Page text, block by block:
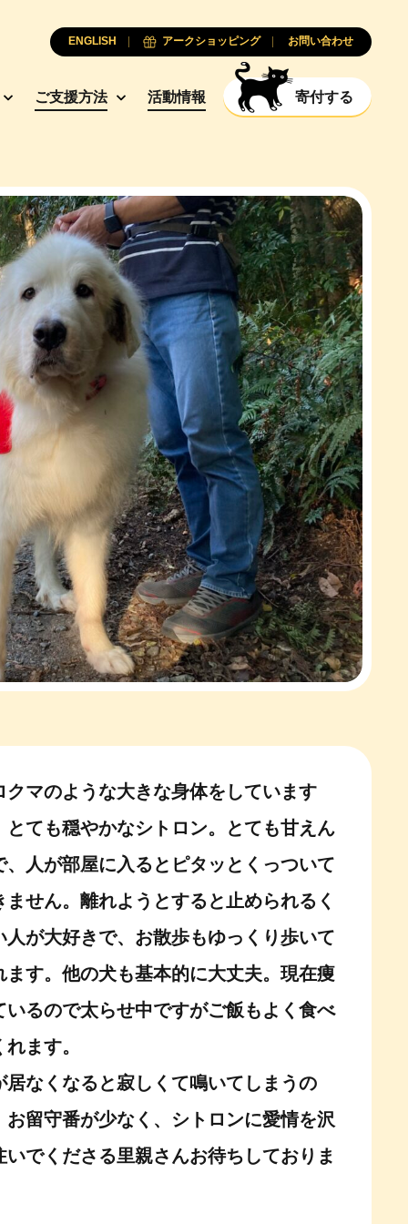
ご支援方法 活動情報 寄付する
ENGLISH アークショッピング お問い合わせ
クマのような大きな身体をしています
とても穏やかなシトロン。とても甘えん
、人が部屋に入るとピタッとくっついて
ません。離れようとすると止められるく
人が大好きで、お散歩もゆっくり歩いて
ます。他の犬も基本的に大丈夫。現在痩
いるので太らせ中ですがご飯もよく食べ
れます。
居なくなると寂しくて鳴いてしまうの
お留守番が少なく、シトロンに愛情を沢
いでくださる里親さんお待ちしておりま